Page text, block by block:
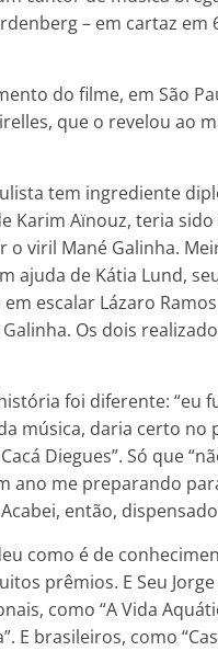
– em cartaz
do filme, em São
que o revelou ao
tem ingrediente
Karim Aïnouz, teria
viril Mané Galinha.
ajuda de Kátia Lund,
escalar Lázaro
Os dois
foi diferente: “eu
música, daria certo
Diegues”. Só que
ano me preparando
então,
como é de
prêmios. E Seu
como “A Vida
E brasileiros, como